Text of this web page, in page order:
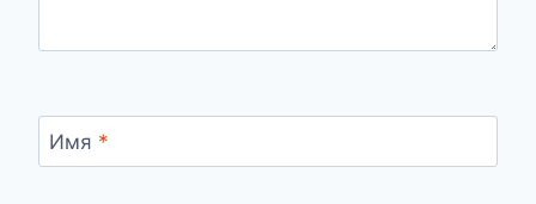
Имя *